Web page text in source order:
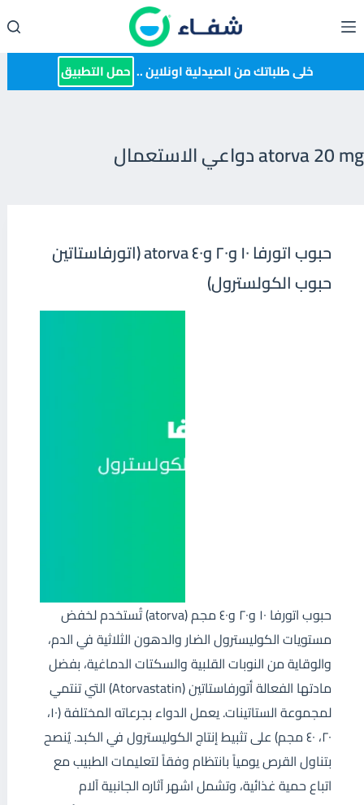
إلى
المحتوى خلى طلباتك من الصيدلية اونلاين .. حمل التطبيق
atorva 20 mg دواعي الاستعمال
حبوب اتورفا ١٠ و٢٠ و٤٠ atorva (اتورفاستاتين
حبوب الكولسترول)
حبوب اتورفا ١٠ و٢٠ و٤٠ مجم (atorva) تُستخدم لخفض
مستويات الكوليسترول الضار والدهون الثلاثية في الدم،
والوقاية من النوبات القلبية والسكتات الدماغية، بفضل
مادتها الفعالة أتورفاستاتين (Atorvastatin) التي تنتمي
لمجموعة الستاتينات. يعمل الدواء بجرعاته المختلفة (١٠،
٢٠، ٤٠ مجم) على تثبيط إنتاج الكوليسترول في الكبد. يُنصح
بتناول القرص يومياً بانتظام وفقاً لتعليمات الطبيب مع
اتباع حمية غذائية، وتشمل اشهر آثاره الجانبية آلام